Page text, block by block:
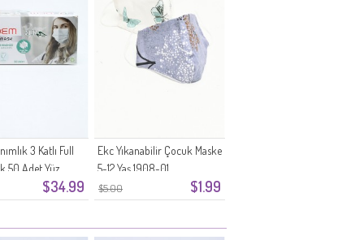
$34.99
3 Katlı Full
50 Adet Yüz
01
$5.00 $1.99
Ekc Yıkanabilir Çocuk Maske
5-12 Yaş 1908-01